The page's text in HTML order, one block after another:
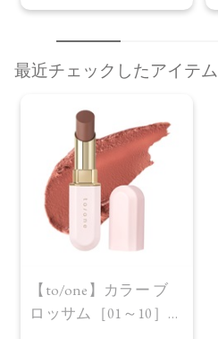
最近チェックしたアイテム
【to/one】カラー ブ
ロッサム［01～10］